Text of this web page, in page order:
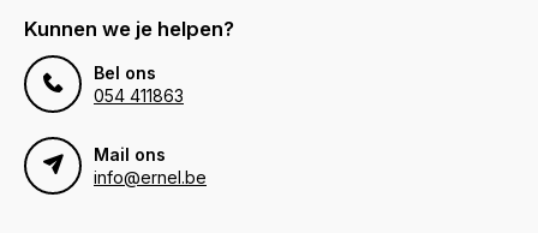
Kunnen we je helpen?
Bel ons
054 411863
Mail ons
info@ernel.be